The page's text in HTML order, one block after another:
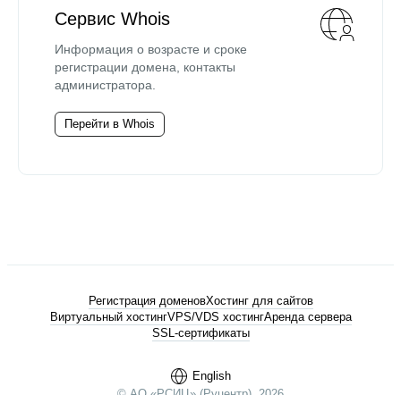
Сервис Whois
Информация о возрасте и сроке
регистрации домена, контакты
администратора.
Перейти в Whois
English
Регистрация доменовХостинг для сайтов
Виртуальный хостингVPS/VDS хостингАренда сервера
SSL-сертификаты